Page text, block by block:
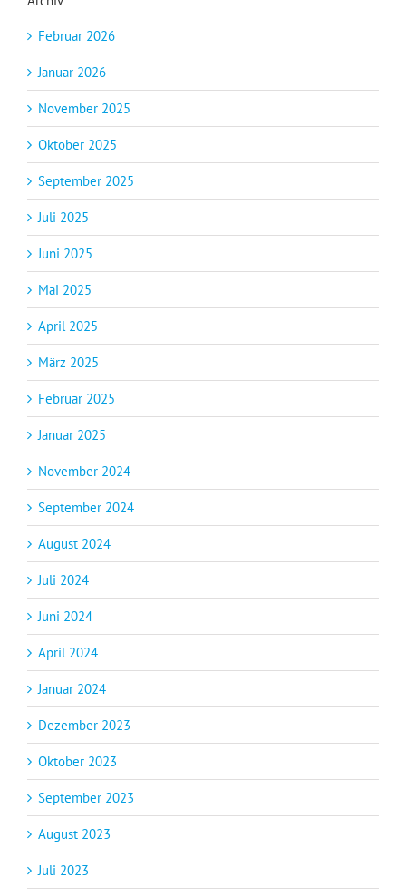
Februar 2026
Januar 2026
November 2025
Oktober 2025
September 2025
Juli 2025
Juni 2025
Mai 2025
April 2025
März 2025
Februar 2025
Januar 2025
November 2024
September 2024
August 2024
Juli 2024
Juni 2024
April 2024
Januar 2024
Dezember 2023
Oktober 2023
September 2023
August 2023
Juli 2023